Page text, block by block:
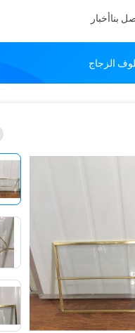
بناأخبار
الزجاج